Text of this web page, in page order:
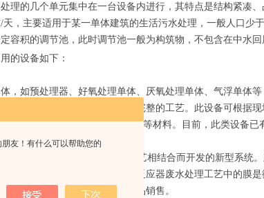
友！有什么可以帮助您的
理的几个单元集中在一台设备内进行，其特点是结构紧凑
，主要适用于某一单体建筑的生活污水处理，一般人口少
容积的调节池，此时调节池一般为构筑物，不包含在中水回
的设备如下：
，如预处理器、好氧处理单体、厌氧处理单体、气浮单体
连接，如同拼积木，组成一个完整的工艺。此设备可根据
也可采用钢板(做防腐)或玻璃钢等材料。目前，此类设备已
是将膜分离技术与生物处理工艺相结合而开发的新型系统
器两部分组成，应用于膜生物反应器废水处理工艺中的膜
。目前，此类设备已有定型产品销售。